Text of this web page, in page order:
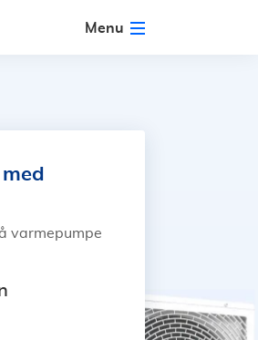
Menu
varmepumpe